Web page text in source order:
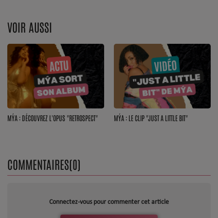
Wiki RnB
SOUL ADDICT RADIO
Grille des programmes
Titres diffusés
MY SOUL ADDICT
L'équipe Soul Addict
VOIR AUSSI
MÝA : DÉCOUVREZ L'OPUS "RETROSPECT" MÝA : LE CLIP "JUST A LITTLE BIT"
COMMENTAIRES(0)
Connectez-vous pour commenter cet article